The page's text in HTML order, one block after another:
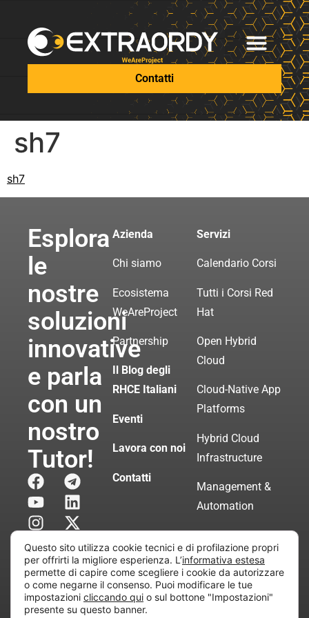
Contatti
sh7
sh7
Esplora
le
nostre
soluzioni
innovative
e parla
con un
nostro
Tutor!
Azienda
Chi siamo
Ecosistema
WeAreProject
Partnership
Il Blog degli
RHCE Italiani
Eventi
Lavora con noi
Contatti
Servizi
Calendario Corsi
Tutti i Corsi Red
Hat
Open Hybrid
Cloud
Cloud-Native App
Platforms
Hybrid Cloud
Infrastructure
Management &
Automation
Servizi di
Consulenza
Certificata
Questo sito utilizza cookie tecnici e di profilazione propri
per offrirti la migliore esperienza. L’informativa estesa
permette di capire come scegliere i cookie da autorizzare
o come negarne il consenso. Puoi modificare le tue
impostazioni cliccando qui o sul bottone "Impostazioni"
presente su questo banner.